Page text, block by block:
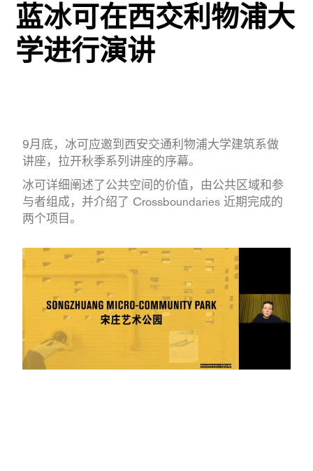
蓝冰可在西交利物浦大
学进行演讲
9月底，冰可应邀到西安交通利物浦大学建筑系做
讲座，拉开秋季系列讲座的序幕。
冰可详细阐述了公共空间的价值，由公共区域和参
与者组成，并介绍了 Crossboundaries 近期完成的
两个项目。